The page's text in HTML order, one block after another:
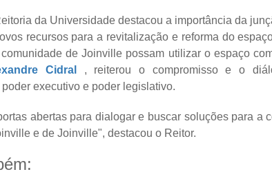
da Universidade destacou a importância da
recursos para a revitalização e reforma do
de Joinville possam utilizar o espaço
Cidral
, reiterou o compromisso e o
executivo e poder legislativo.
abertas para dialogar e buscar soluções para a
e de Joinville", destacou o Reitor.